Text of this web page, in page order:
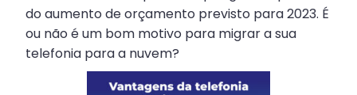
do aumento de orçamento previsto para 2023. É
ou não é um bom motivo para migrar a sua
telefonia para a nuvem?